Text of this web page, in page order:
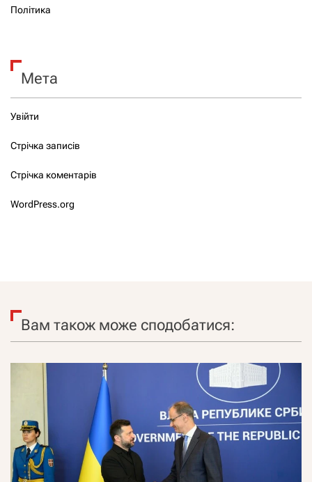
Політика
Мета
Увійти
Стрічка записів
Стрічка коментарів
WordPress.org
Вам також може сподобатися: